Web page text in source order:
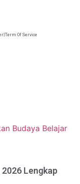
Term Of Service
Lengkap